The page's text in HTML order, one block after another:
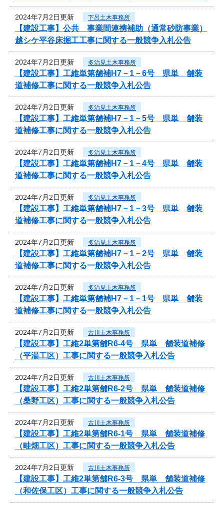
2024年7月2日更新 下呂土木事務所
【建設工事】公共 事業間連携補助（通常砂防事業）
越シケ平谷床掘工工事に関する一般競争入札公告
2024年7月2日更新 多治見土木事務所
【建設工事】工維単第舗補H7－1－6号 県単 舗装
道補修工事に関する一般競争入札公告
2024年7月2日更新 多治見土木事務所
【建設工事】工維単第舗補H7－1－5号 県単 舗装
道補修工事に関する一般競争入札公告
2024年7月2日更新 多治見土木事務所
【建設工事】工維単第舗補H7－1－4号 県単 舗装
道補修工事に関する一般競争入札公告
2024年7月2日更新 多治見土木事務所
【建設工事】工維単第舗補H7－1－3号 県単 舗装
道補修工事に関する一般競争入札公告
2024年7月2日更新 多治見土木事務所
【建設工事】工維単第舗補H7－1－2号 県単 舗装
道補修工事に関する一般競争入札公告
2024年7月2日更新 多治見土木事務所
【建設工事】工維単第舗補H7－1－1号 県単 舗装
道補修工事に関する一般競争入札公告
2024年7月2日更新 古川土木事務所
【建設工事】工維2単第舗R6-4号 県単 舗装道補修
（平湯工区）工事に関する一般競争入札公告
2024年7月2日更新 古川土木事務所
【建設工事】工維2単第舗R6-2号 県単 舗装道補修
（桑野工区）工事に関する一般競争入札公告
2024年7月2日更新 古川土木事務所
【建設工事】工維2単第舗R6-1号 県単 舗装道補修
（畦畑工区）工事に関する一般競争入札公告
2024年7月2日更新 古川土木事務所
【建設工事】工維2単第舗R6-3号 県単 舗装道補修
（和佐保工区）工事に関する一般競争入札公告